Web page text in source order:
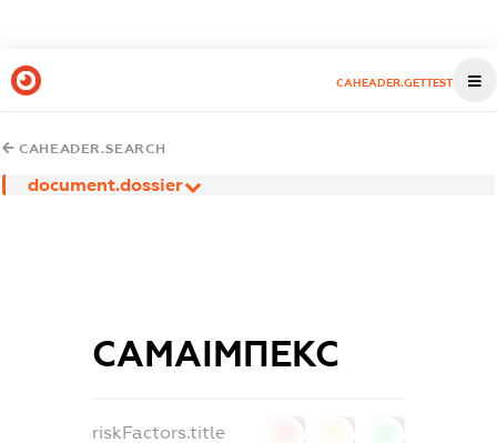
CAHEADER.GETTEST
CAHEADER.SEARCH
document.dossier
САМАІМПЕКС
riskFactors.title